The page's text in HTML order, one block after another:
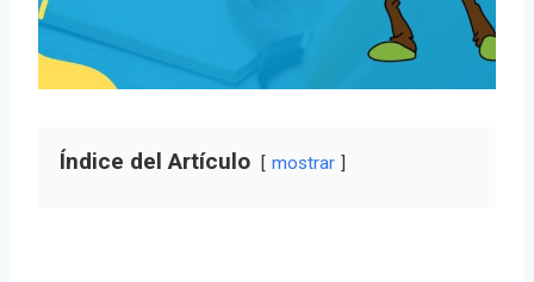
Índice del Artículo mostrar